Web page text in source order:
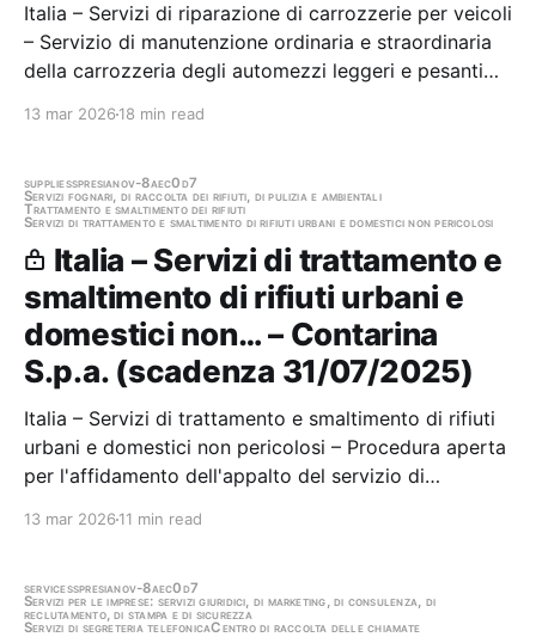
Italia – Servizi di riparazione di carrozzerie per veicoli
– Servizio di manutenzione ordinaria e straordinaria
della carrozzeria degli automezzi leggeri e pesanti
13 mar 2026 18 min read
suppliesspresianov-8aec0d7
Servizi fognari, di raccolta dei rifiuti, di pulizia e ambientali
Trattamento e smaltimento dei rifiuti
Servizi di trattamento e smaltimento di rifiuti urbani e domestici non pericolosi
Italia – Servizi di trattamento e
smaltimento di rifiuti urbani e
domestici non… – Contarina
S.p.a. (scadenza 31/07/2025)
Italia – Servizi di trattamento e smaltimento di rifiuti
urbani e domestici non pericolosi – Procedura aperta
per l'affidamento dell'appalto del servizio di
13 mar 2026 11 min read
servicesspresianov-8aec0d7
Servizi per le imprese: servizi giuridici, di marketing, di consulenza, di
reclutamento, di stampa e di sicurezza
Servizi di segreteria telefonicaCentro di raccolta delle chiamate